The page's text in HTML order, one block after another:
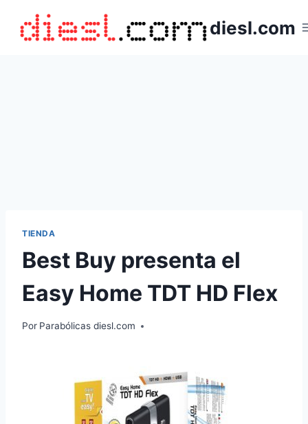
contenido
diesl.com
TIENDA
Best Buy presenta el
Easy Home TDT HD Flex
Por Parabólicas diesl.com